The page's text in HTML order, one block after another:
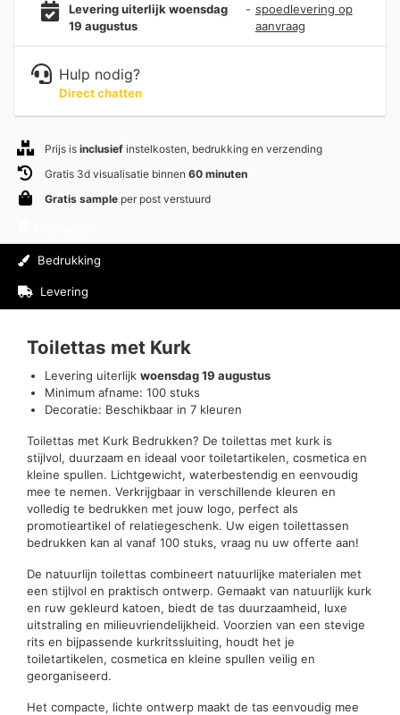
Levering uiterlijk woensdag
19 augustus
- spoedlevering op
aanvraag
Hulp nodig?
Direct chatten
Prijs is inclusief instelkosten, bedrukking en verzending
Gratis 3d visualisatie binnen 60 minuten
Gratis sample per post verstuurd
Bedrukking
Levering
Toilettas met Kurk
Levering uiterlijk woensdag 19 augustus
Minimum afname: 100 stuks
Decoratie: Beschikbaar in 7 kleuren
Toilettas met Kurk Bedrukken? De toilettas met kurk is
stijlvol, duurzaam en ideaal voor toiletartikelen, cosmetica en
kleine spullen. Lichtgewicht, waterbestendig en eenvoudig
mee te nemen. Verkrijgbaar in verschillende kleuren en
volledig te bedrukken met jouw logo, perfect als
promotieartikel of relatiegeschenk. Uw eigen toilettassen
bedrukken kan al vanaf 100 stuks, vraag nu uw offerte aan!
De natuurlijn toilettas combineert natuurlijke materialen met
een stijlvol en praktisch ontwerp. Gemaakt van natuurlijk kurk
en ruw gekleurd katoen, biedt de tas duurzaamheid, luxe
uitstraling en milieuvriendelijkheid. Voorzien van een stevige
rits en bijpassende kurkritssluiting, houdt het je
toiletartikelen, cosmetica en kleine spullen veilig en
georganiseerd.
Het compacte, lichte ontwerp maakt de tas eenvoudig mee